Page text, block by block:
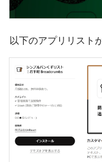
以下のアプリリスト